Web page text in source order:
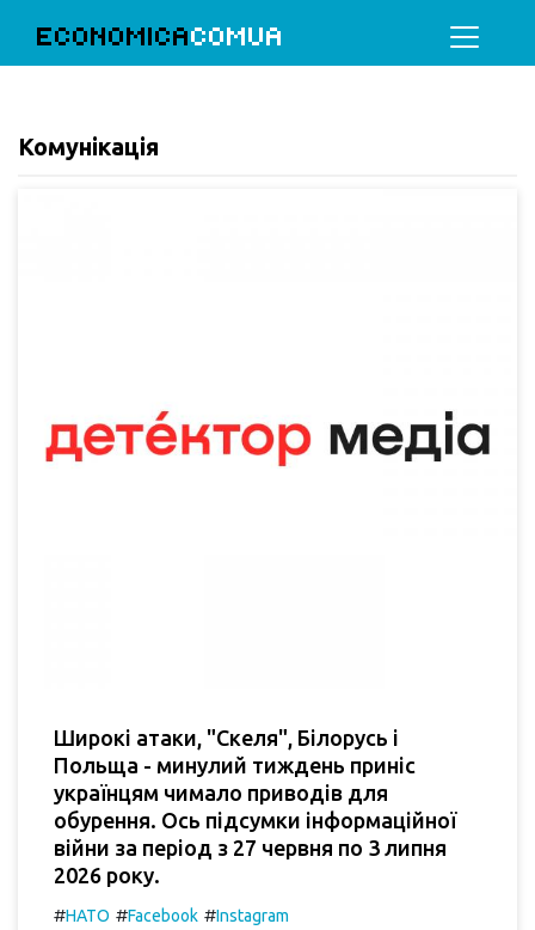
ECONOMICACOMUA
Комунікація
Широкі атаки, "Скеля", Білорусь і
Польща - минулий тиждень приніс
українцям чимало приводів для
обурення. Ось підсумки інформаційної
війни за період з 27 червня по 3 липня
2026 року.
#НАТО #Facebook #Instagram